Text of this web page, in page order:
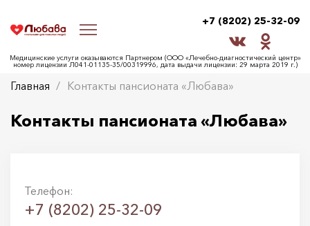
+7 (8202) 25-32-09
Медицинские услуги оказываются Партнером (ООО «Лечебно-диагностический центр»
номер лицензии Л041-01135-35/00319996, дата выдачи лицензии: 29 марта 2019 г.)
Главная Контакты пансионата «Любава»
Контакты пансионата «Любава»
Телефон:
+7 (8202) 25-32-09